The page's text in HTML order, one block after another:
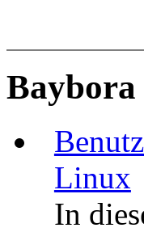
Linux
In